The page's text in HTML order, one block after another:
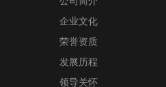
企业文化
荣誉资质
发展历程
领导关怀